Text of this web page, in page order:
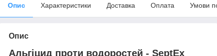
Опис Характеристики Доставка Оплата Умови
Опис
Альгіцид проти водоростей - SeptEx